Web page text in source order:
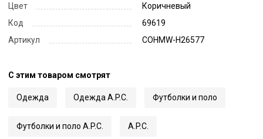
Цвет
Коричневый
Код
69619
Артикул
COHMW-H26577
С этим товаром смотрят
Одежда Одежда A.P.C. Футболки и поло
Футболки и поло A.P.C. A.P.C.